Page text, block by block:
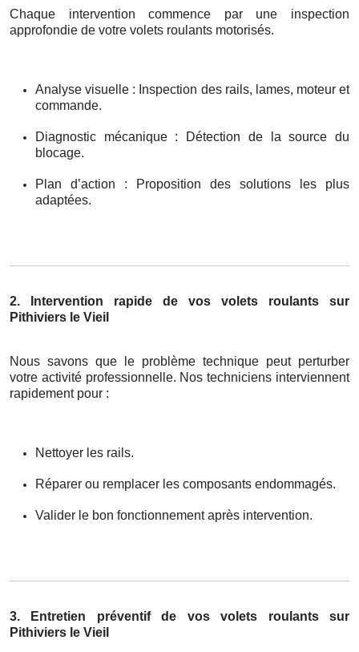
Chaque intervention commence par une inspection
approfondie de votre volets roulants motorisés.
Analyse visuelle : Inspection des rails, lames, moteur et
commande.
Diagnostic mécanique : Détection de la source du
blocage.
Plan d’action : Proposition des solutions les plus
adaptées.
2. Intervention rapide de vos volets roulants sur
Pithiviers le Vieil
Nous savons que le problème technique peut perturber
votre activité professionnelle. Nos techniciens interviennent
rapidement pour :
Nettoyer les rails.
Réparer ou remplacer les composants endommagés.
Valider le bon fonctionnement après intervention.
3. Entretien préventif de vos volets roulants sur
Pithiviers le Vieil